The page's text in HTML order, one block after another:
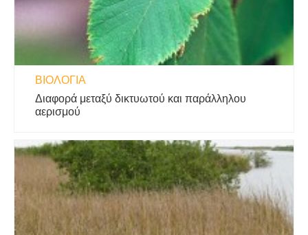
ΒΙΟΛΟΓΊΑ
Διαφορά μεταξύ δικτυωτού και παράλληλου
αερισμού